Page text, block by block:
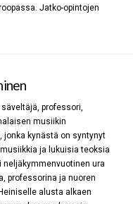
Jatko-opintojen
professori,
musiikin
kynästä on syntynyt
ja lukuisia teoksia
ura
professorina ja nuoren
alusta alkaen